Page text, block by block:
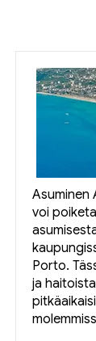
Asuminen
voi
Porto.
ja